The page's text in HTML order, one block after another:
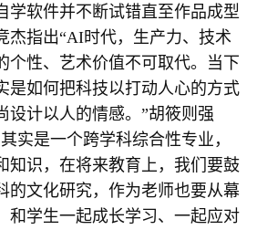
学软件并不断试错直至作品成型
杰指出“AI时代，生产力、技术
个性、艺术价值不可取代。当下
是如何把科技以打动人心的方式
设计以人的情感。”胡筱则强
实是一个跨学科综合性专业，
知识，在将来教育上，我们要鼓
的文化研究，作为老师也要从幕
和学生一起成长学习、一起应对